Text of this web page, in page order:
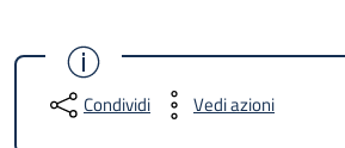
Condividi Vedi azioni